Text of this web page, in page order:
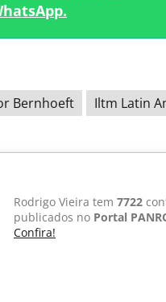
Bernhoeft Iltm Latin
Rodrigo Vieira tem 7722
publicados no Portal
Confira!